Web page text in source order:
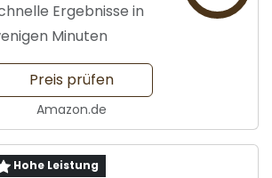
Ergebnisse in
Minuten
Preis prüfen
Amazon.de
Hohe Leistung